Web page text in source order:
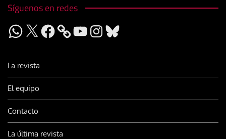
Síguenos en redes
WhatsApp
X Facebook YouTubeInstagram
Bluesky
La revista
El equipo
Contacto
La última revista